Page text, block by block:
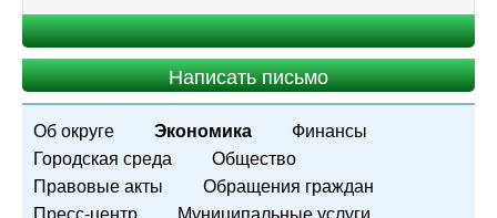
Написать письмо
Об округе Экономика
Финансы
Городская среда
Общество
Правовые акты
Обращения граждан
Пресс-центр
Муниципальные услуги